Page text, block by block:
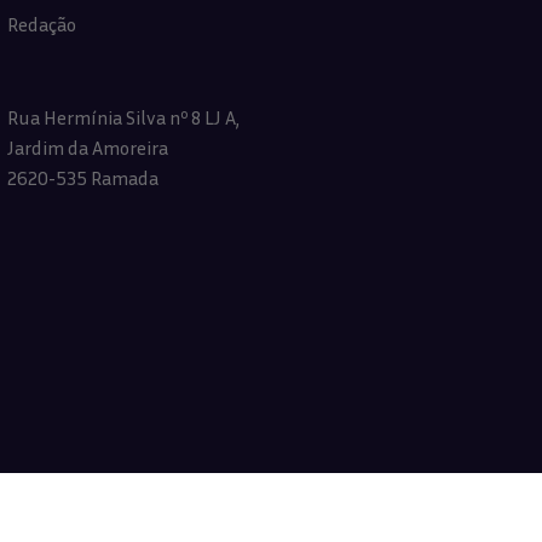
Redação
Rua Hermínia Silva nº 8 LJ A,
Jardim da Amoreira
2620-535 Ramada